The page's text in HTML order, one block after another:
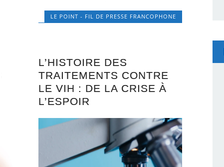
LE POINT - FIL DE PRESSE FRANCOPHONE
L’HISTOIRE DES
TRAITEMENTS CONTRE
LE VIH : DE LA CRISE À
L’ESPOIR